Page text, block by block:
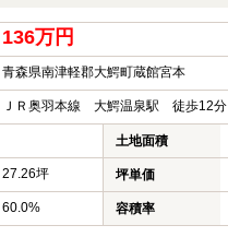
136万円
青森県南津軽郡大鰐町蔵館宮本
ＪＲ奥羽本線 大鰐温泉駅 徒歩12分
土地面積
27.26坪 坪単価
60.0% 容積率